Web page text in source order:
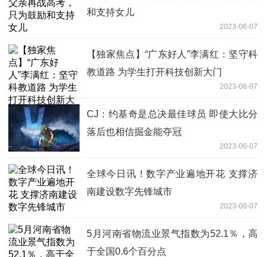
和支持女儿
2023-06-07
【独家焦点】“广东好人”李满红：坚守科
教道路 为学生打开科技创新大门
2023-06-07
CJ：约基奇是总决最佳球员 即使大比分
落后也相信掘金能夺冠
2023-06-07
全球今日讯！数字产业遍地开花 支撑济
南建设数字先锋城市
2023-06-07
5月河南省物流业景气指数为52.1％，高
于全国0.6个百分点